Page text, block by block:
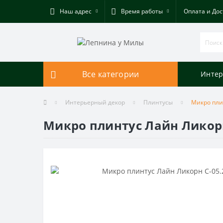
Наш адрес Время работы Оплата и
Все категории
Интерьерный декор Плинтусы Микро
Микро плинтус Лайн